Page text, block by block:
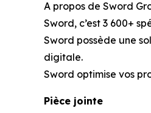
A propos de Sword
Sword, c’est 3 600+
Sword possède une
digitale.
Sword optimise vos
Pièce jointe